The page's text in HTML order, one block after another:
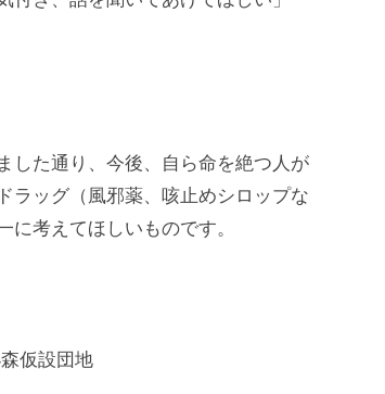
した通り、今後、自ら命を絶つ人が
ラッグ（風邪薬、咳止めシロップな
考えてほしいものです。
仮設団地